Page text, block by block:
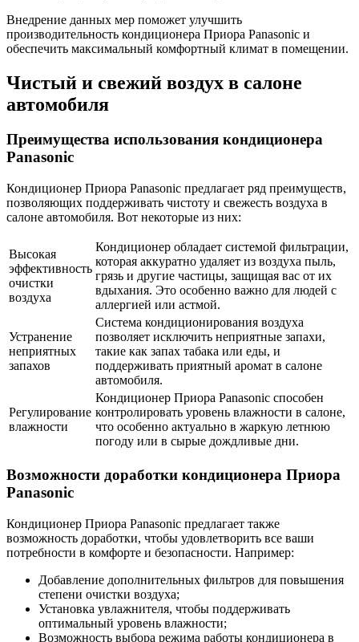
Внедрение данных мер поможет улучшить
производительность кондиционера Приора Panasonic и
обеспечить максимальный комфортный климат в помещении.
Чистый и свежий воздух в салоне
автомобиля
Преимущества использования кондиционера
Panasonic
Кондиционер Приора Panasonic предлагает ряд преимуществ,
позволяющих поддерживать чистоту и свежесть воздуха в
салоне автомобиля. Вот некоторые из них:
Высокая
эффективность
очистки
воздуха
Кондиционер обладает системой фильтрации,
которая аккуратно удаляет из воздуха пыль,
грязь и другие частицы, защищая вас от их
вдыхания. Это особенно важно для людей с
аллергией или астмой.
Устранение
неприятных
запахов
Система кондиционирования воздуха
позволяет исключить неприятные запахи,
такие как запах табака или еды, и
поддерживать приятный аромат в салоне
автомобиля.
Регулирование
влажности
Кондиционер Приора Panasonic способен
контролировать уровень влажности в салоне,
что особенно актуально в жаркую летнюю
погоду или в сырые дождливые дни.
Возможности доработки кондиционера Приора
Panasonic
Кондиционер Приора Panasonic предлагает также
возможность доработки, чтобы удовлетворить все ваши
потребности в комфорте и безопасности. Например:
Добавление дополнительных фильтров для повышения
степени очистки воздуха;
Установка увлажнителя, чтобы поддерживать
оптимальный уровень влажности;
Возможность выбора режима работы кондиционера в